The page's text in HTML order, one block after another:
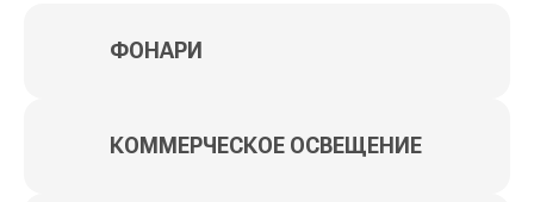
ФОНАРИ
КОММЕРЧЕСКОЕ ОСВЕЩЕНИЕ